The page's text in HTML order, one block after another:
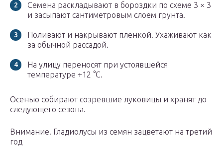
Семена раскладывают в бороздки по схеме 3 × 3
и засыпают сантиметровым слоем грунта.
Поливают и накрывают пленкой. Ухаживают как
за обычной рассадой.
На улицу переносят при устоявшейся
температуре +12 °С.
Осенью собирают созревшие луковицы и хранят до
следующего сезона.
Внимание. Гладиолусы из семян зацветают на третий
год